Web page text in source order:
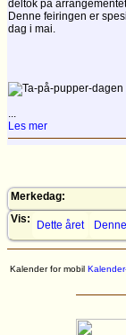
deltok på
Denne feiringen er
dag i mai.
...
Les mer
Merkedag:
Vis:
Dette året
Kalender for mobil